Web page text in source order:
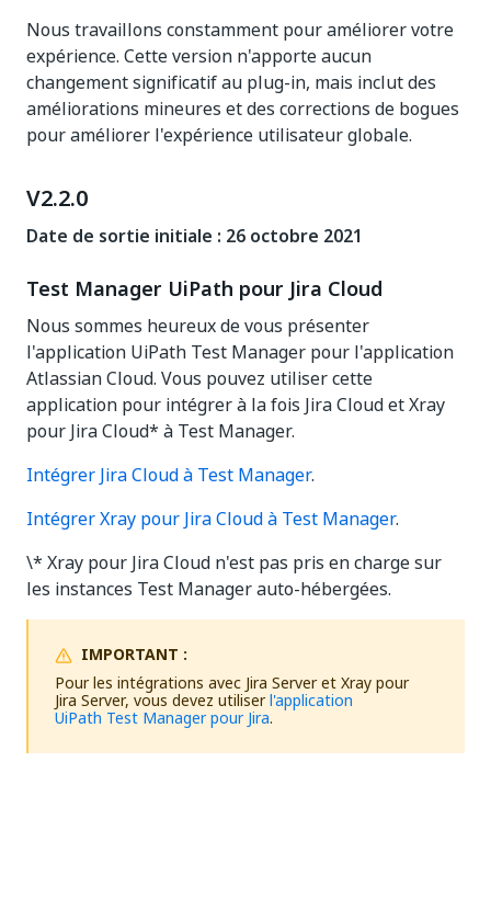
Nous travaillons constamment pour améliorer votre
expérience. Cette version n'apporte aucun
changement significatif au plug-in, mais inclut des
améliorations mineures et des corrections de bogues
pour améliorer l'expérience utilisateur globale.
V2.2.0
Date de sortie initiale : 26 octobre 2021
Test Manager UiPath pour Jira Cloud
Nous sommes heureux de vous présenter
l'application UiPath Test Manager pour l'application
Atlassian Cloud. Vous pouvez utiliser cette
application pour intégrer à la fois Jira Cloud et Xray
pour Jira Cloud* à Test Manager.
Intégrer Jira Cloud à Test Manager.
Intégrer Xray pour Jira Cloud à Test Manager.
\* Xray pour Jira Cloud n'est pas pris en charge sur
les instances Test Manager auto-hébergées.
IMPORTANT :
Pour les intégrations avec Jira Server et Xray pour
Jira Server, vous devez utiliserl'application
UiPath Test Manager pour Jira.